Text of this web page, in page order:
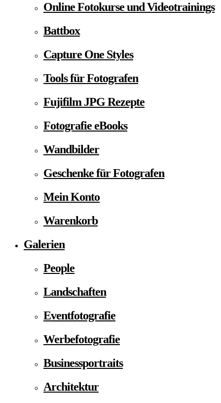
Online Fotokurse und Videotrainings
Battbox
Capture One Styles
Tools für Fotografen
Fujifilm JPG Rezepte
Fotografie eBooks
Wandbilder
Geschenke für Fotografen
Mein Konto
Warenkorb
Galerien
People
Landschaften
Eventfotografie
Werbefotografie
Businessportraits
Architektur